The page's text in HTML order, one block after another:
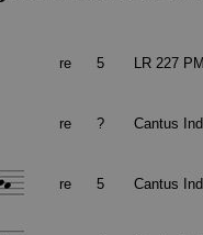
re 5 LR 227
re ? Cantus
re 5 Cantus